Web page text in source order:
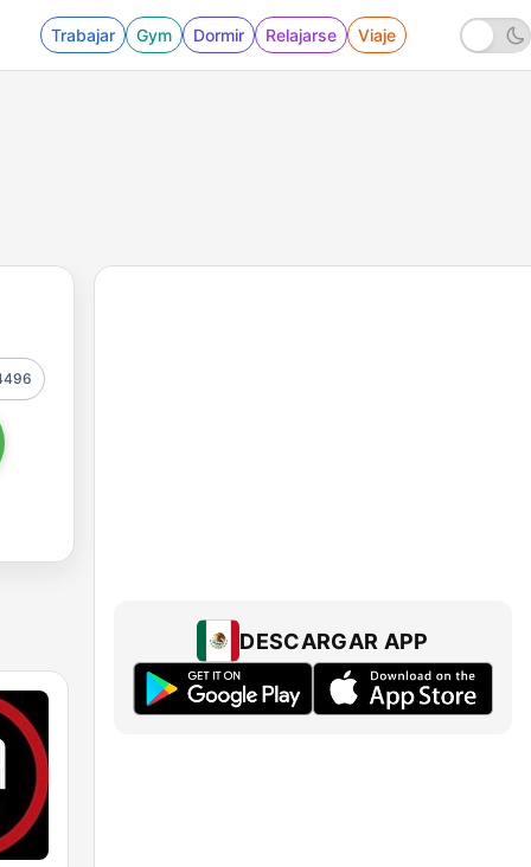
Trabajar Gym Dormir Relajarse Viaje
DESCARGAR APP